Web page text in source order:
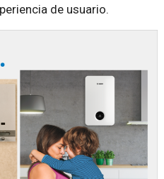
de usuario.